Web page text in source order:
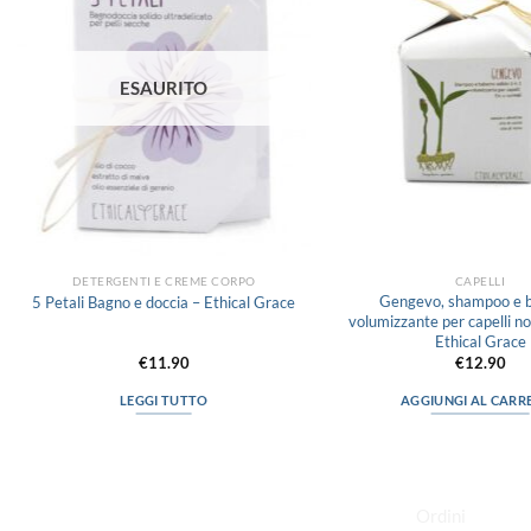
ESAURITO
DETERGENTI E CREME CORPO
5 Petali Bagno e doccia – Ethical Grace
€11.90
LEGGI TUTTO
CAPELLI
Gengevo, shampoo e
volumizzante per capelli
Ethical Grace
€12.90
AGGIUNGI AL